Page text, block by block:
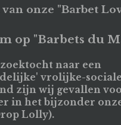
onze "Barbet
op "Barbets du
naar een
vrolijke-
zijn wij gevallen
in het bijzonder
Lolly).